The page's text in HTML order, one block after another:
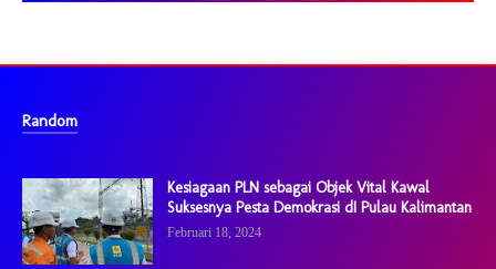
Random
Kesiagaan PLN sebagai Objek Vital Kawal
Suksesnya Pesta Demokrasi dI Pulau Kalimantan
Februari 18, 2024